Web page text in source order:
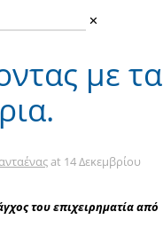
✕
με τα
at 14 Δεκεμβρίου
του επιχειρηματία από